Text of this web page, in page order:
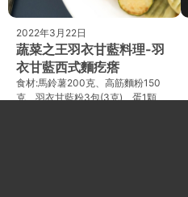
2022年3月22日
蔬菜之王羽衣甘藍料理-羽
衣甘藍西式麵疙瘩
食材:馬鈴薯200克、高筋麵粉150
克、羽衣甘藍粉3包(3克)、蛋1顆、